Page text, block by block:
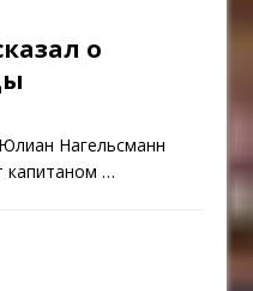
о
Нагельсманн
капитаном…